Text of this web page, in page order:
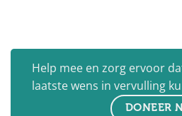
Help mee en zorg ervoor
laatste wens in vervulling
DONEER